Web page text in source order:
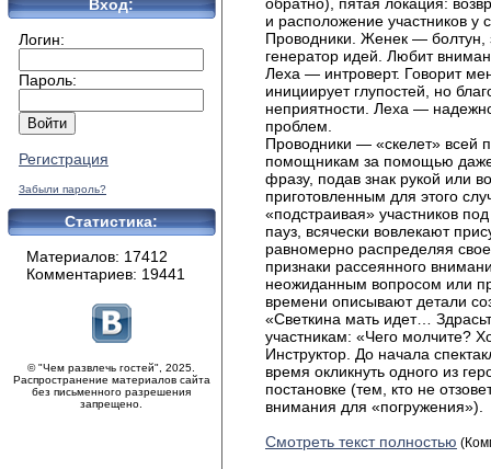
Вход:
Логин:
Пароль:
Регистрация
Забыли пароль?
Статистика:
Материалов: 17412
Комментариев: 19441
© "Чем развлечь гостей", 2025.
Распространение материалов сайта
без письменного разрешения
запрещено.
и расположение участников у
Проводники. Женек — болтун,
генератор идей. Любит
Леха — интроверт. Говорит
инициирует глупостей, но
неприятности. Леха —
проблем.
Проводники — «скелет» всей
помощникам за помощью даже
фразу, подав знак рукой или
приготовленным для этого
«подстраивая» участников
пауз, всячески вовлекают
равномерно распределяя
признаки рассеянного
неожиданным вопросом или
времени описывают детали
«Светкина мать идет…
участникам: «Чего молчите?
Инструктор. До начала
время окликнуть одного из
постановке (тем, кто не
внимания для «погружения»).
Смотреть текст полностью